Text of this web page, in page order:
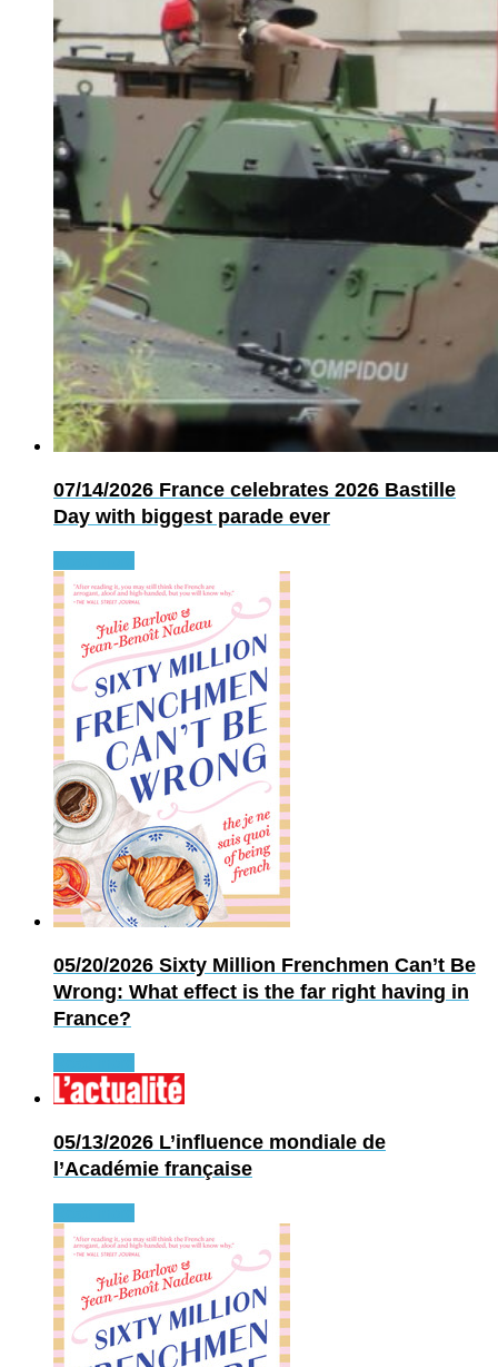
07/14/2026 France celebrates 2026 Bastille
Day with biggest parade ever
05/20/2026 Sixty Million Frenchmen Can’t Be
Wrong: What effect is the far right having in
France?
05/13/2026 L’influence mondiale de
l’Académie française